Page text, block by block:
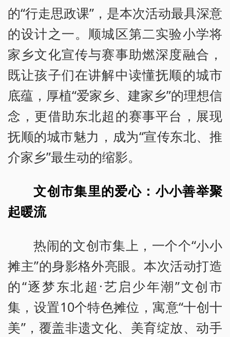
的“行走思政课”，是本次活动最具深意
的设计之一。顺城区第二实验小学将
家乡文化宣传与赛事助燃深度融合，
既让孩子们在讲解中读懂抚顺的城市
底蕴，厚植“爱家乡、建家乡”的理想信
念，更借助东北超的赛事平台，展现
抚顺的城市魅力，成为“宣传东北、推
介家乡”最生动的缩影。
文创市集里的爱心：小小善举聚
起暖流
热闹的文创市集上，一个个“小小
摊主”的身影格外亮眼。本次活动打造
的“逐梦东北超·艺启少年潮”文创市
集，设置10个特色摊位，寓意“十创十
美”，覆盖非遗文化、美育绽放、动手